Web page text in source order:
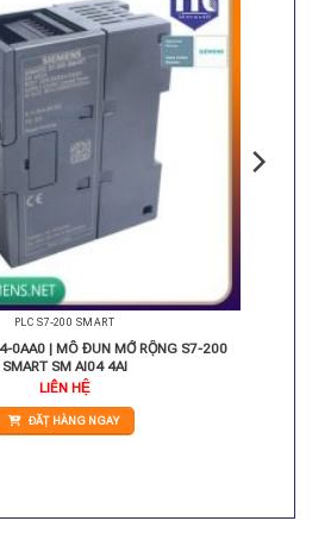
PLC S7-200 SMART
0AA0 | MÔ ĐUN MỞ RỘNG S7-200
SMART SM AI04 4AI
LIÊN HỆ
ĐẶT HÀNG NGAY